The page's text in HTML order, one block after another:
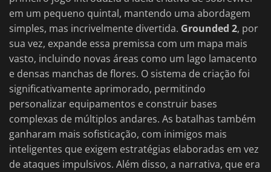
em um pequeno quintal, mantendo uma abordagem
simples, mas incrivelmente divertida. Grounded 2, por
sua vez, expande essa premissa com um mapa mais
vasto, incluindo novas áreas como um lago lamacento
e densas manchas de flores. O sistema de criação foi
significativamente aprimorado, permitindo
personalizar equipamentos e construir bases
complexas de múltiplos andares. As batalhas também
ganharam mais sofisticação, com inimigos mais
inteligentes que exigem estratégias elaboradas em vez
de ataques impulsivos. Além disso, a narrativa, que era